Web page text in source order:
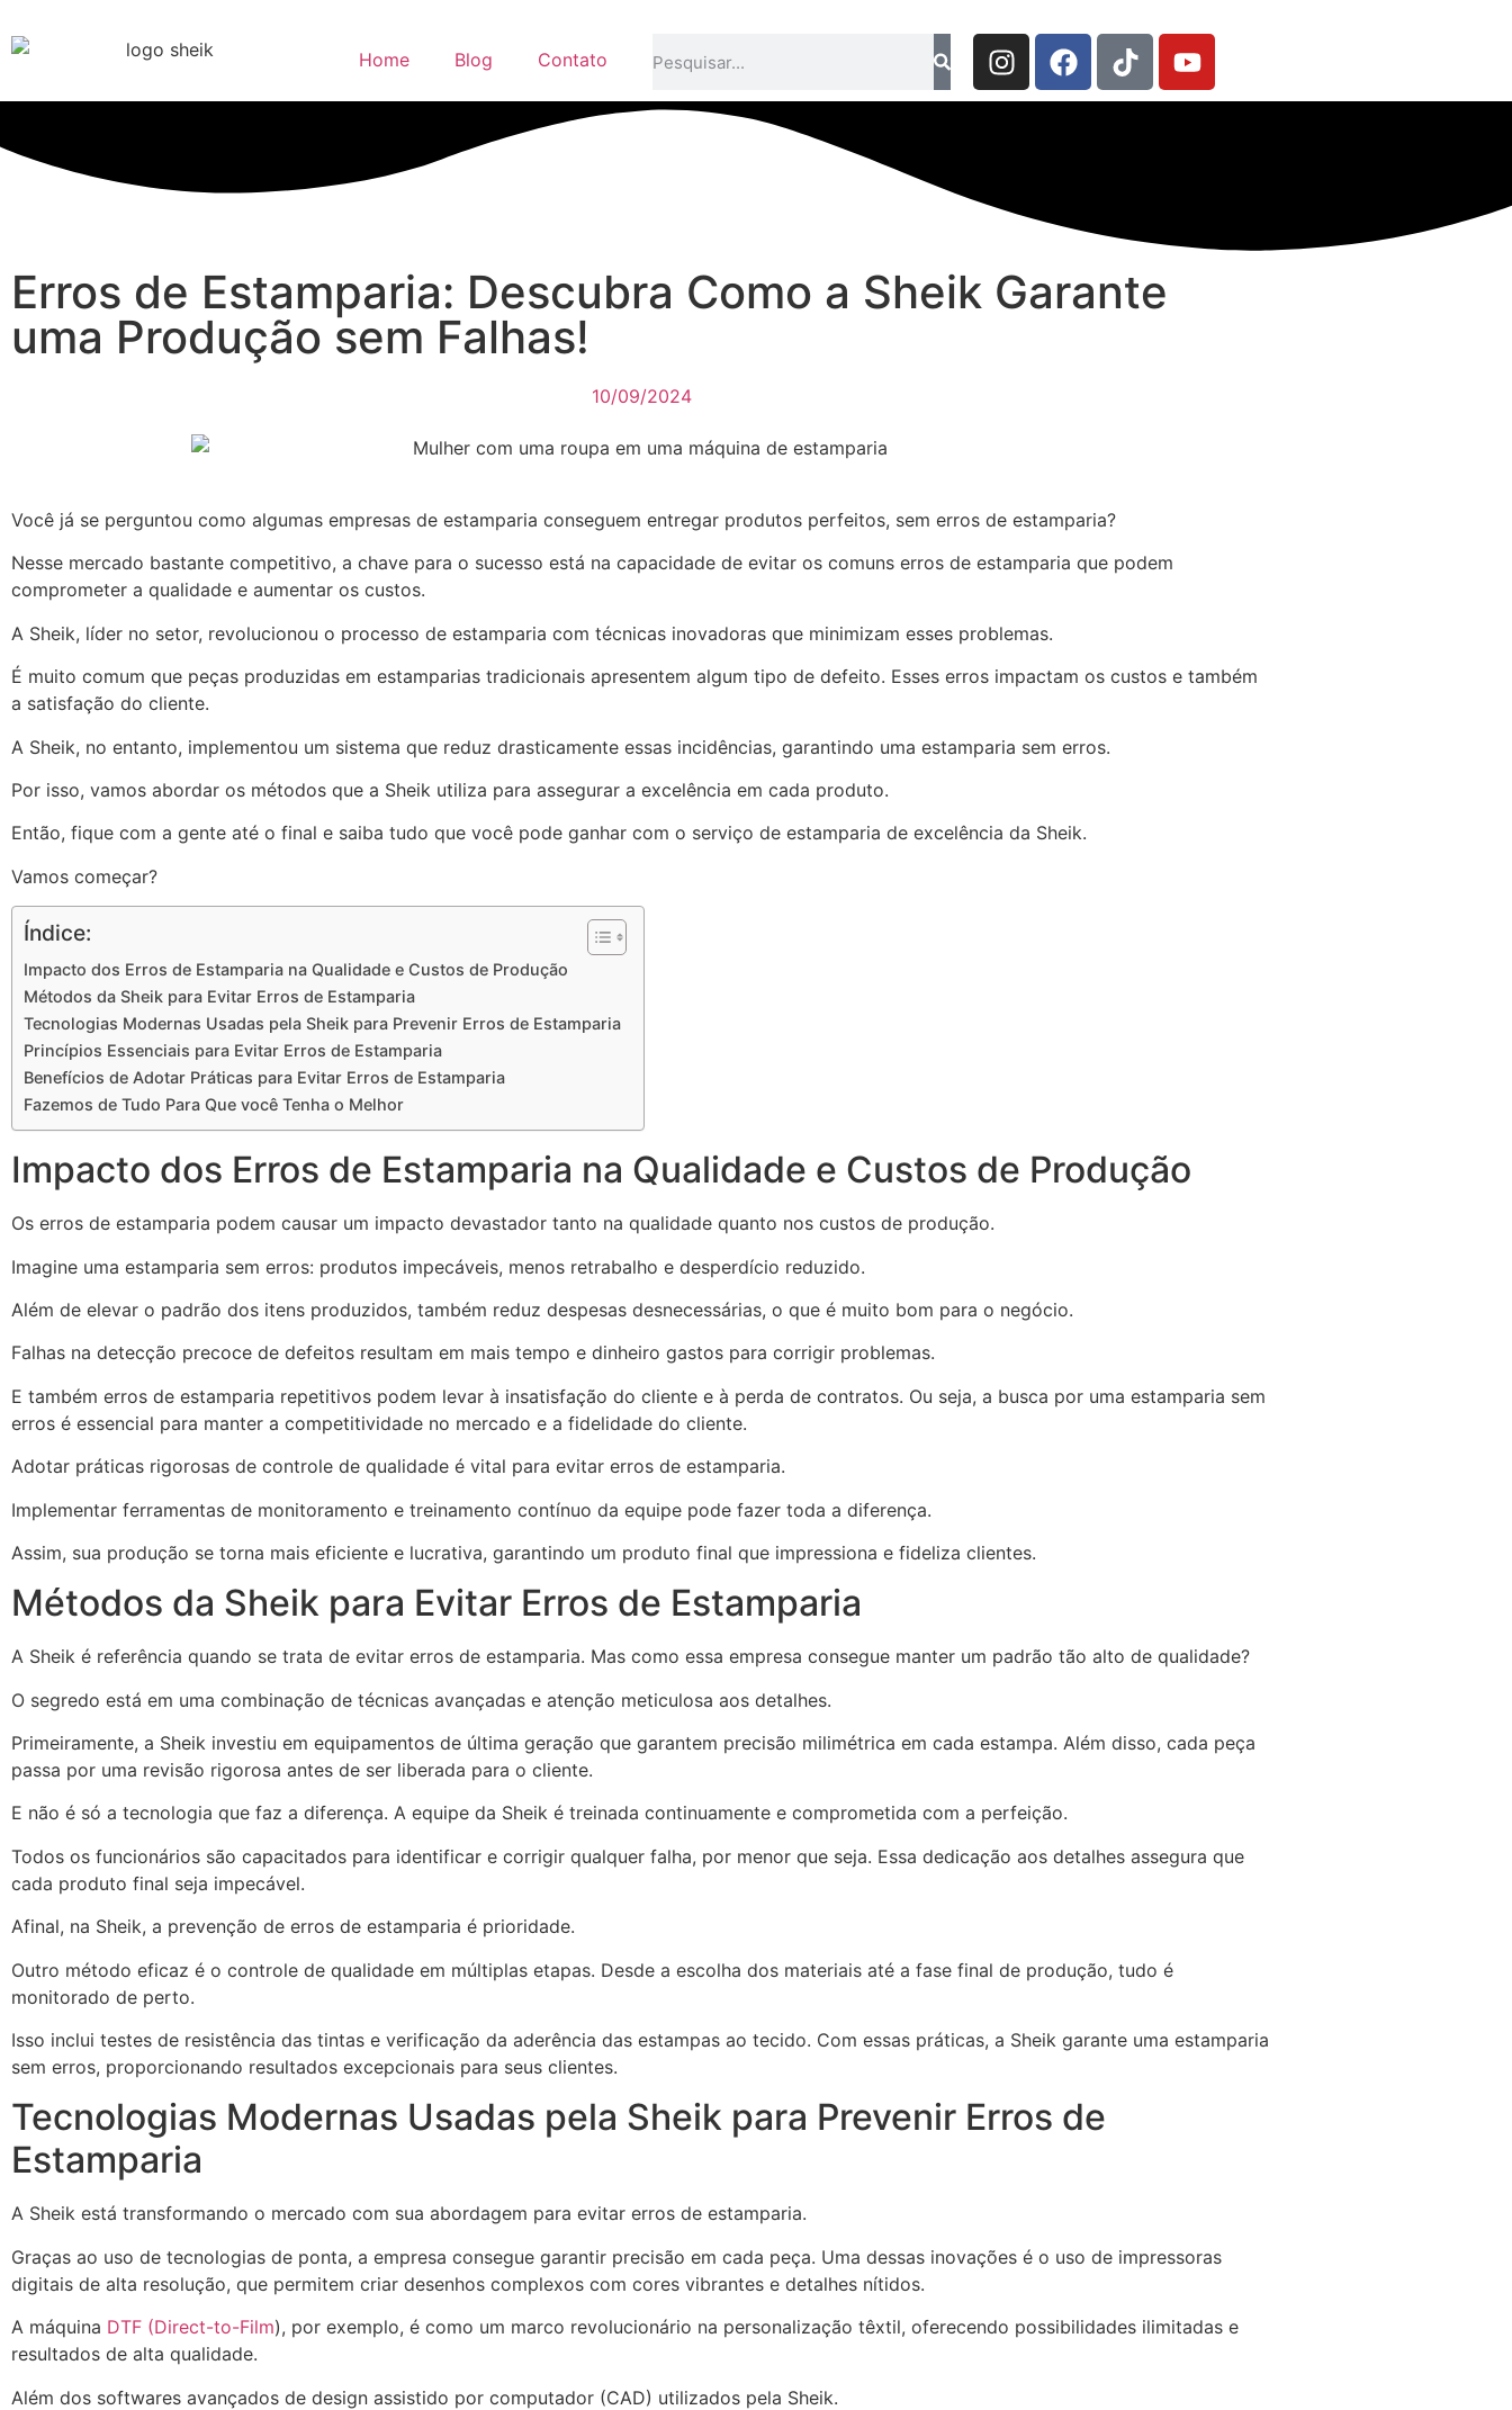
Home Blog Contato
Erros de Estamparia: Descubra Como a Sheik Garante
uma Produção sem Falhas!
10/09/2024
Você já se perguntou como algumas empresas de estamparia conseguem entregar produtos perfeitos, sem erros de estamparia?
Nesse mercado bastante competitivo, a chave para o sucesso está na capacidade de evitar os comuns erros de estamparia que podem
comprometer a qualidade e aumentar os custos.
A Sheik, líder no setor, revolucionou o processo de estamparia com técnicas inovadoras que minimizam esses problemas.
É muito comum que peças produzidas em estamparias tradicionais apresentem algum tipo de defeito. Esses erros impactam os custos e também
a satisfação do cliente.
A Sheik, no entanto, implementou um sistema que reduz drasticamente essas incidências, garantindo uma estamparia sem erros.
Por isso, vamos abordar os métodos que a Sheik utiliza para assegurar a excelência em cada produto.
Então, fique com a gente até o final e saiba tudo que você pode ganhar com o serviço de estamparia de excelência da Sheik.
Vamos começar?
Índice:
Impacto dos Erros de Estamparia na Qualidade e Custos de Produção
Métodos da Sheik para Evitar Erros de Estamparia
Tecnologias Modernas Usadas pela Sheik para Prevenir Erros de Estamparia
Princípios Essenciais para Evitar Erros de Estamparia
Benefícios de Adotar Práticas para Evitar Erros de Estamparia
Fazemos de Tudo Para Que você Tenha o Melhor
Impacto dos Erros de Estamparia na Qualidade e Custos de Produção
Os erros de estamparia podem causar um impacto devastador tanto na qualidade quanto nos custos de produção.
Imagine uma estamparia sem erros: produtos impecáveis, menos retrabalho e desperdício reduzido.
Além de elevar o padrão dos itens produzidos, também reduz despesas desnecessárias, o que é muito bom para o negócio.
Falhas na detecção precoce de defeitos resultam em mais tempo e dinheiro gastos para corrigir problemas.
E também erros de estamparia repetitivos podem levar à insatisfação do cliente e à perda de contratos. Ou seja, a busca por uma estamparia sem
erros é essencial para manter a competitividade no mercado e a fidelidade do cliente.
Adotar práticas rigorosas de controle de qualidade é vital para evitar erros de estamparia.
Implementar ferramentas de monitoramento e treinamento contínuo da equipe pode fazer toda a diferença.
Assim, sua produção se torna mais eficiente e lucrativa, garantindo um produto final que impressiona e fideliza clientes.
Métodos da Sheik para Evitar Erros de Estamparia
A Sheik é referência quando se trata de evitar erros de estamparia. Mas como essa empresa consegue manter um padrão tão alto de qualidade?
O segredo está em uma combinação de técnicas avançadas e atenção meticulosa aos detalhes.
Primeiramente, a Sheik investiu em equipamentos de última geração que garantem precisão milimétrica em cada estampa. Além disso, cada peça
passa por uma revisão rigorosa antes de ser liberada para o cliente.
E não é só a tecnologia que faz a diferença. A equipe da Sheik é treinada continuamente e comprometida com a perfeição.
Todos os funcionários são capacitados para identificar e corrigir qualquer falha, por menor que seja. Essa dedicação aos detalhes assegura que
cada produto final seja impecável.
Afinal, na Sheik, a prevenção de erros de estamparia é prioridade.
Outro método eficaz é o controle de qualidade em múltiplas etapas. Desde a escolha dos materiais até a fase final de produção, tudo é
monitorado de perto.
Isso inclui testes de resistência das tintas e verificação da aderência das estampas ao tecido. Com essas práticas, a Sheik garante uma estamparia
sem erros, proporcionando resultados excepcionais para seus clientes.
Tecnologias Modernas Usadas pela Sheik para Prevenir Erros de
Estamparia
A Sheik está transformando o mercado com sua abordagem para evitar erros de estamparia.
Graças ao uso de tecnologias de ponta, a empresa consegue garantir precisão em cada peça. Uma dessas inovações é o uso de impressoras
digitais de alta resolução, que permitem criar desenhos complexos com cores vibrantes e detalhes nítidos.
A máquina DTF (Direct-to-Film), por exemplo, é como um marco revolucionário na personalização têxtil, oferecendo possibilidades ilimitadas e
resultados de alta qualidade.
Além dos softwares avançados de design assistido por computador (CAD) utilizados pela Sheik.